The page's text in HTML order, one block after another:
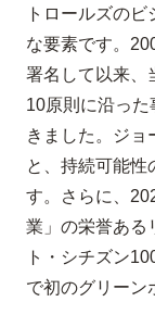
トロールズの
な要素です。
署名して以来、
10原則に沿っ
きました。ジョ
と、持続可能性
す。さらに、
業」の栄誉ある
ト・シチズン
で初のグリーン